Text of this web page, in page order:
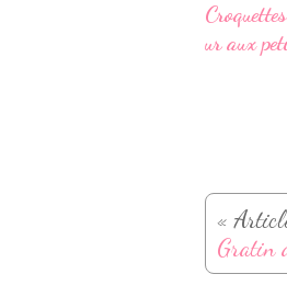
ur aux
«